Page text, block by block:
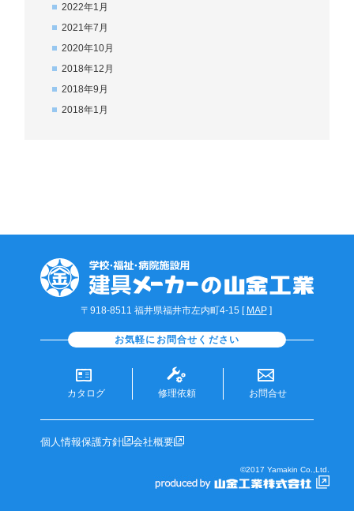
2022年1月
2021年7月
2020年10月
2018年12月
2018年9月
2018年1月
〒918-8511 福井県福井市左内町4-15 [ MAP]
お気軽にお問合せください
カタログ 修理依頼 お問合せ
個人情報保護方針 会社概要
©2017 Yamakin Co.,Ltd.